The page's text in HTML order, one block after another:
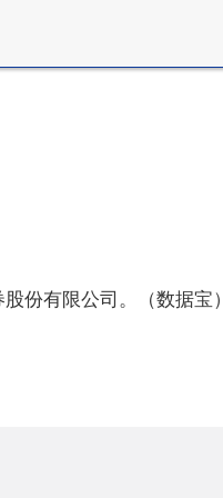
份有限公司。（数据宝）